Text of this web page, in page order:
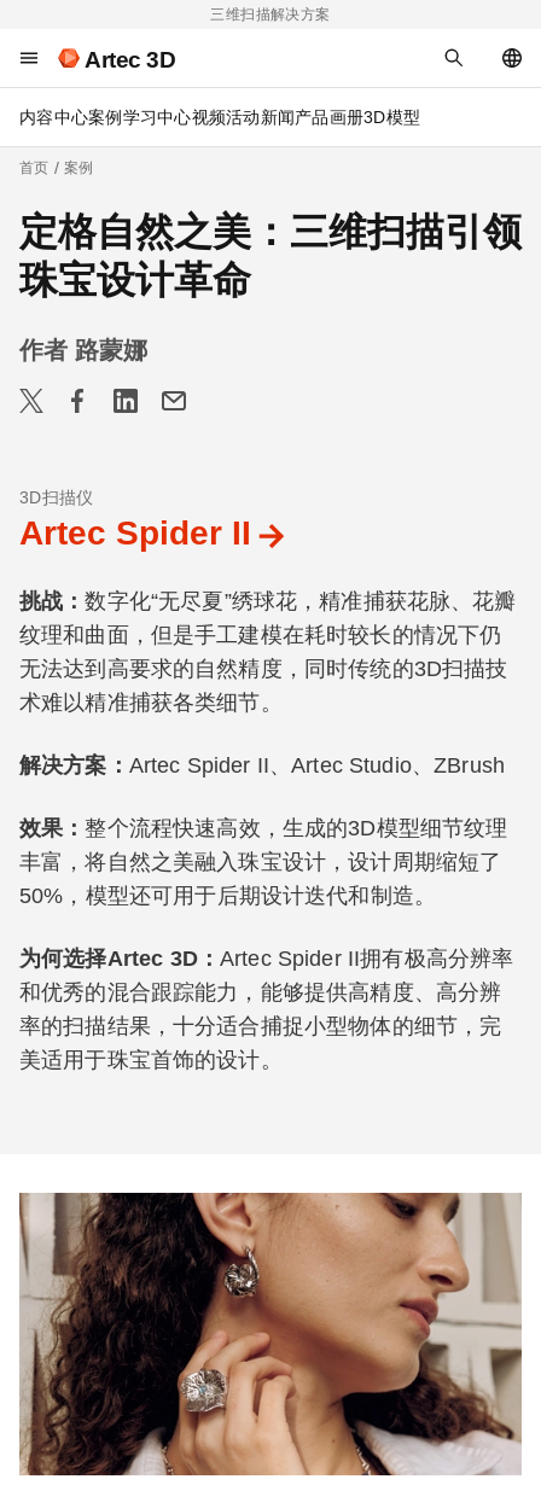
三维扫描解决方案
Artec 3D
内容中心案例 学习中心视频活动新闻产品画册3D模型
首页 案例
定格自然之美：三维扫描引领
珠宝设计革命
作者 路蒙娜
3D扫描仪
Artec Spider II
挑战：数字化“无尽夏”绣球花，精准捕获花脉、花瓣
纹理和曲面，但是手工建模在耗时较长的情况下仍
无法达到高要求的自然精度，同时传统的3D扫描技
术难以精准捕获各类细节。
解决方案： Artec Spider II、Artec Studio、ZBrush
效果：整个流程快速高效，生成的3D模型细节纹理
丰富，将自然之美融入珠宝设计，设计周期缩短了
50%，模型还可用于后期设计迭代和制造。
为何选择Artec 3D： Artec Spider II拥有极高分辨率
和优秀的混合跟踪能力，能够提供高精度、高分辨
率的扫描结果，十分适合捕捉小型物体的细节，完
美适用于珠宝首饰的设计。